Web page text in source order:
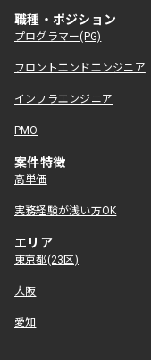
職種・ポジション
プログラマー(PG)
フロントエンドエンジニア
インフラエンジニア
PMO
案件特徴
高単価
実務経験が浅い方OK
エリア
東京都(23区)
大阪
愛知